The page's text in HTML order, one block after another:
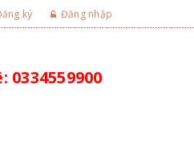
ký Đăng nhập
0334559900